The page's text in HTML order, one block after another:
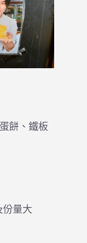
餅、鐵板
份量大